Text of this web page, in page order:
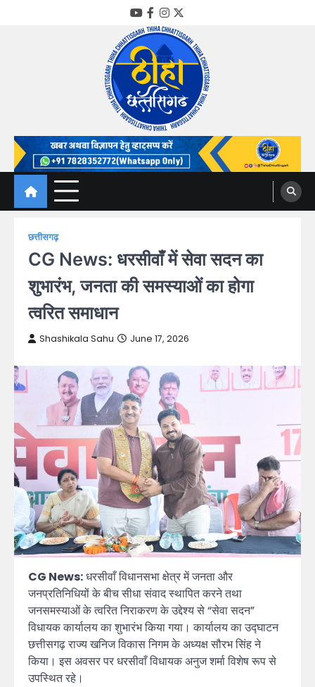
YouTube
Facebook
Instagram
Twitter
Thiha Chhattisgarh
गोठ जन-जन के
छत्तीसगढ़
CG News: धरसीवाँ में सेवा सदन का
शुभारंभ, जनता की समस्याओं का होगा
त्वरित समाधान
Shashikala Sahu June 17, 2026
CG News:धरसीवाँ विधानसभा क्षेत्र में जनता और
जनप्रतिनिधियों के बीच सीधा संवाद स्थापित करने तथा
जनसमस्याओं के त्वरित निराकरण के उद्देश्य से “सेवा सदन”
विधायक कार्यालय का शुभारंभ किया गया। कार्यालय का उद्घाटन
छत्तीसगढ़ राज्य खनिज विकास निगम के अध्यक्ष सौरभ सिंह ने
किया। इस अवसर पर धरसीवाँ विधायक अनुज शर्मा विशेष रूप से
उपस्थित रहे।